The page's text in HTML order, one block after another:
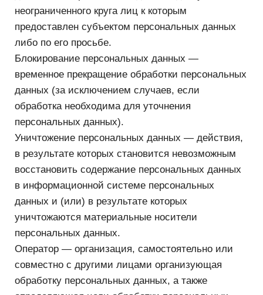
определяющая цели обработки персональных
(операции), совершаемые с персональными
данными. Оператором является
ООО «Логомашина», расположенное по адресу:
Санкт-Петербург, Огородный пер., 23, 198 097.
3. Обработка персональных данных
3.1. Получение персональных данных.
3.1.1. Все персональные данные следует
получать от самого субъекта. Если персональные
у третьей стороны, то субъект должен быть
уведомлен об этом или от него должно быть
получено согласие.
3.1.2. Оператор должен сообщить субъекту
получения персональных данных, характере
подлежащих получению персональных данных,
перечне действий с персональными данными,
сроке, в течение которого действует согласие,
и порядке его отзыва, а также о последствиях
отказа субъекта дать письменное согласие